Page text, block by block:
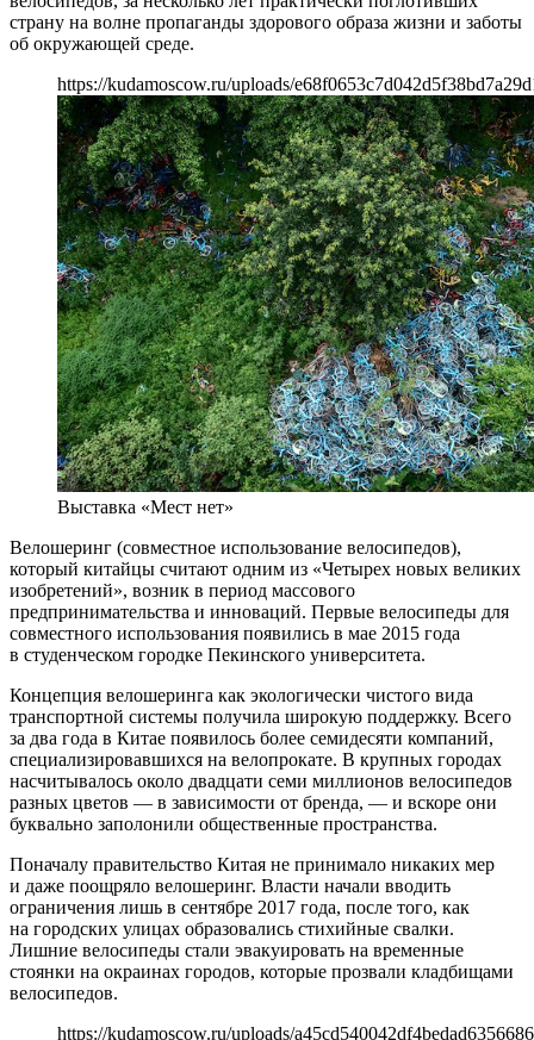
страну на волне пропаганды здорового образа жизни и заботы
об окружающей среде.
https://kudamoscow.ru/uploads/
Выставка «Мест нет»
Велошеринг (совместное использование велосипедов),
который китайцы считают одним из «Четырех новых великих
изобретений», возник в период массового
предпринимательства и инноваций. Первые велосипеды для
совместного использования появились в мае 2015 года
в студенческом городке Пекинского университета.
Концепция велошеринга как экологически чистого вида
транспортной системы получила широкую поддержку. Всего
за два года в Китае появилось более семидесяти компаний,
специализировавшихся на велопрокате. В крупных городах
насчитывалось около двадцати семи миллионов велосипедов
разных цветов — в зависимости от бренда, — и вскоре они
буквально заполонили общественные пространства.
Поначалу правительство Китая не принимало никаких мер
и даже поощряло велошеринг. Власти начали вводить
ограничения лишь в сентябре 2017 года, после того, как
на городских улицах образовались стихийные свалки.
Лишние велосипеды стали эвакуировать на временные
стоянки на окраинах городов, которые прозвали кладбищами
велосипедов.
https://kudamoscow.ru/uploads/